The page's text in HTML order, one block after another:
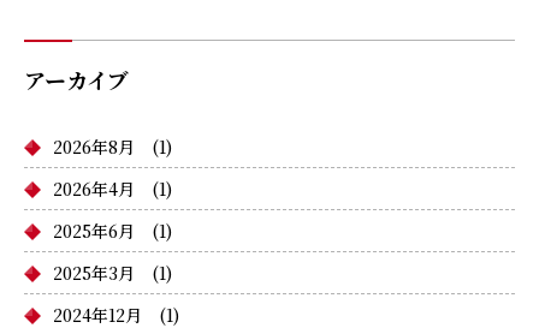
アーカイブ
2026年8月
(1)
2026年4月
(1)
2025年6月
(1)
2025年3月
(1)
2024年12月
(1)